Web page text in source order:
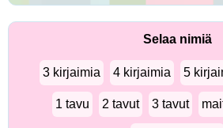
Selaa nimiä
3 kirjaimia 4 kirjaimia 5
1 tavu 2 tavut 3 tavut